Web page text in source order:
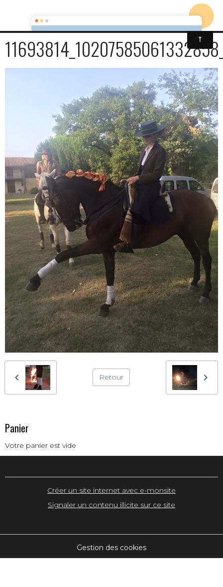
Retour
Panier
Votre panier est vide
Créer un site internet avec e-monsite
Signaler un contenu illicite sur ce site
Gestion des cookies